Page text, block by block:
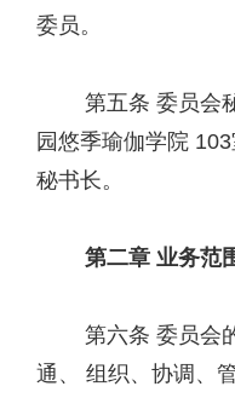
委员。
第五条 委员会秘
园悠季瑜伽学院
秘书长。
第二章 业务范
第六条 委员会的
通、 组织、协调、